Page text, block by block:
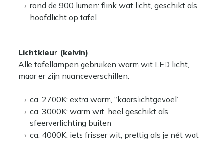
rond de 900 lumen: flink wat licht, geschikt als
hoofdlicht op tafel
Lichtkleur (kelvin)
Alle tafellampen gebruiken warm wit LED licht,
maar er zijn nuanceverschillen:
ca. 2700K: extra warm, “kaarslichtgevoel”
ca. 3000K: warm wit, heel geschikt als
sfeerverlichting buiten
ca. 4000K: iets frisser wit, prettig als je nét wat